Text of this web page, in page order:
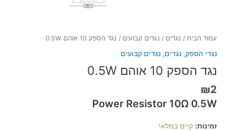
עמוד הבית / נגדים / נגדים קבועים / נגד הספק 10 אוהם 0.5W
נגדי הספק, נגדים, נגדים קבועים
נגד הספק 10 אוהם 0.5W
₪2
Power Resistor 10Ω 0.5W
זמינות: קיים במלאי